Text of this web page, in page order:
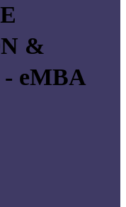
&
eMBA